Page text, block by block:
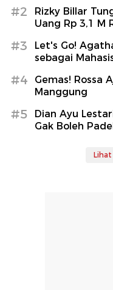
#2
Rizky Billar
Uang Rp 3,1 M
#3
Let's Go!
sebagai
#4
Gemas! Rossa
Manggung
#5
Dian Ayu
Gak Boleh